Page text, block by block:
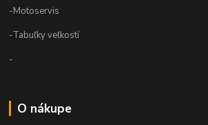
-Motoservis
-Tabuľky veľkostí
-
O nákupe